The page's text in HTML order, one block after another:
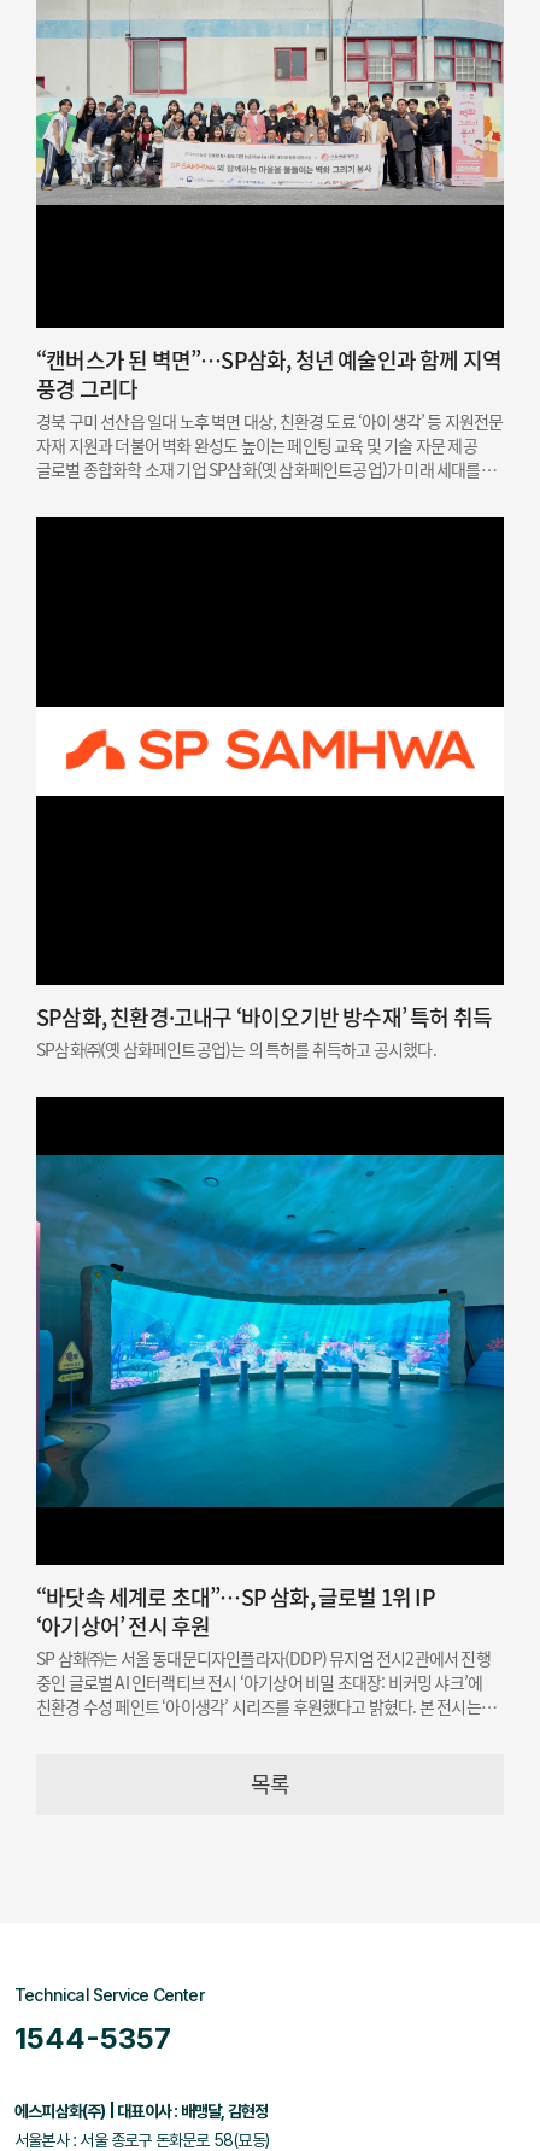
“캔버스가 된 벽면”…SP삼화, 청년 예술인과 함께 지역
풍경 그리다
경북 구미 선산읍 일대 노후 벽면 대상, 친환경 도료 ‘아이생각’ 등 지원전문
자재 지원과 더불어 벽화 완성도 높이는 페인팅 교육 및 기술 자문 제공
글로벌 종합화학 소재 기업 SP삼화(옛 삼화페인트공업)가 미래 세대를
성공적으로 마쳤다고 밝혔다. SP삼화는…
SP삼화, 친환경·고내구 ‘바이오기반 방수재’ 특허 취득
SP삼화㈜(옛 삼화페인트공업)는 의 특허를 취득하고 공시했다.
“바닷속 세계로 초대”…SP 삼화, 글로벌 1위 IP
‘아기상어’ 전시 후원
SP 삼화㈜는 서울 동대문디자인플라자(DDP) 뮤지엄 전시2관에서 진행
중인 글로벌 AI 인터랙티브 전시 ‘아기상어 비밀 초대장: 비커밍 샤크’에
친환경 수성 페인트 ‘아이생각’ 시리즈를 후원했다고 밝혔다. 본 전시는
목록
Technical Service Center
1544-5357
에스피삼화(주) | 대표이사 : 배맹달, 김현정
서울본사 : 서울 종로구 돈화문로 58(묘동)